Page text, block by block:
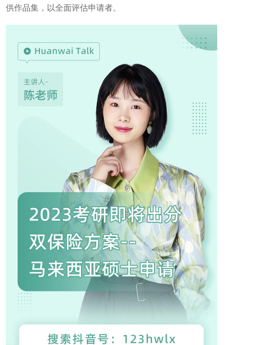
供作品集，以全面评估申请者。